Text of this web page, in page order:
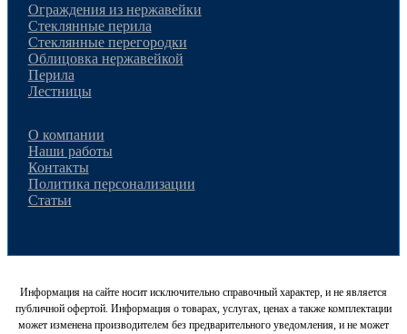
Ограждения из нержавейки
Стеклянные перила
Стеклянные перегородки
Облицовка нержавейкой
Перила
Лестницы
О компании
Наши работы
Контакты
Политика персонализации
Статьи
Информация на сайте носит исключительно справочный характер, и не является
публичной офертой. Информация о товарах, услугах, ценах а также комплектации
может изменена производителем без предварительного уведомления, и не может